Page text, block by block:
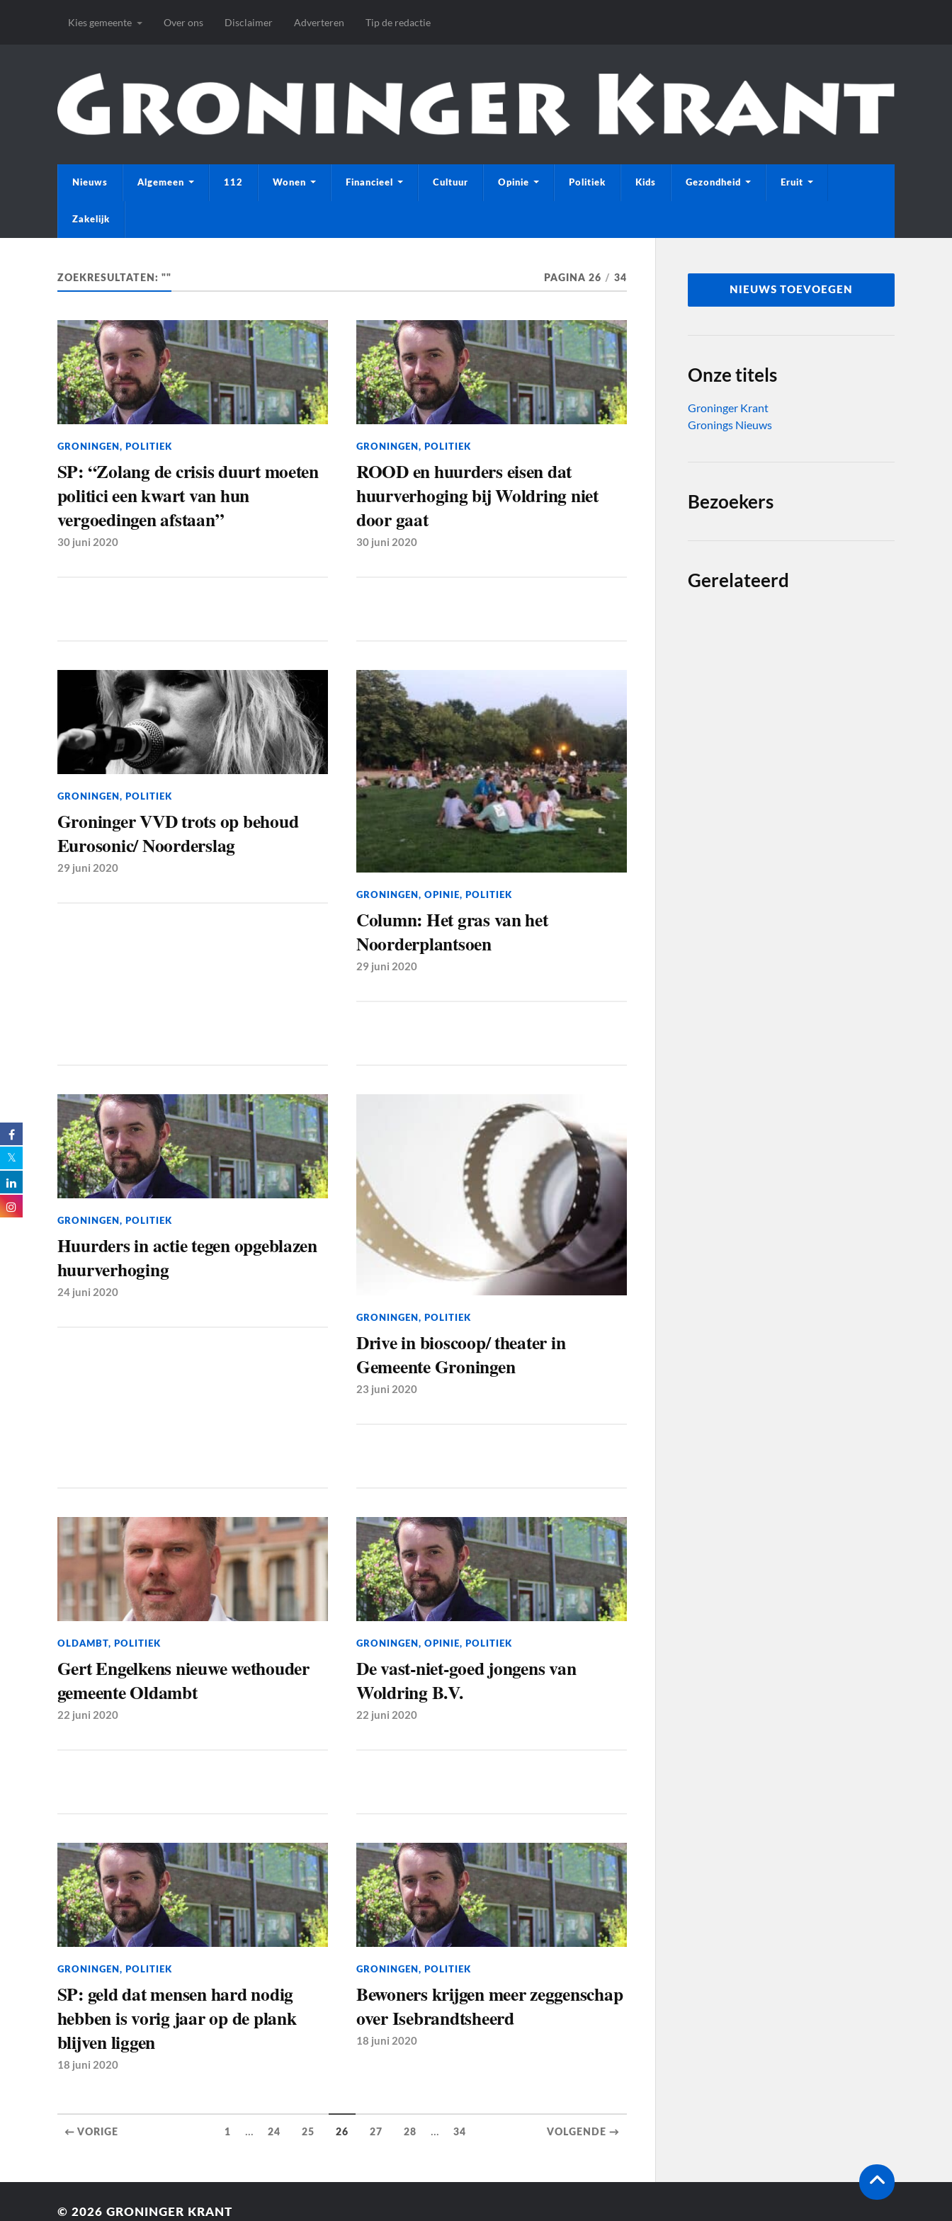
Kies gemeente Over ons Disclaimer Adverteren Tip de redactie
Nieuws Algemeen 112 Wonen Financieel Cultuur Opinie Politiek Kids Gezondheid Eruit
Zakelijk
ZOEKRESULTATEN: "" PAGINA 26 / 34
GRONINGEN , POLITIEK
SP: “Zolang de crisis duurt moeten
politici een kwart van hun
vergoedingen afstaan”
30 juni 2020
GRONINGEN , POLITIEK
ROOD en huurders eisen dat
huurverhoging bij Woldring niet
door gaat
30 juni 2020
GRONINGEN , POLITIEK
Groninger VVD trots op behoud
Eurosonic/ Noorderslag
29 juni 2020
GRONINGEN , OPINIE, POLITIEK
Column: Het gras van het
Noorderplantsoen
29 juni 2020
GRONINGEN , POLITIEK
Huurders in actie tegen opgeblazen
huurverhoging
24 juni 2020
GRONINGEN , POLITIEK
Drive in bioscoop/ theater in
Gemeente Groningen
23 juni 2020
OLDAMBT, POLITIEK
Gert Engelkens nieuwe wethouder
gemeente Oldambt
22 juni 2020
GRONINGEN , OPINIE, POLITIEK
De vast-niet-goed jongens van
Woldring B.V.
22 juni 2020
GRONINGEN , POLITIEK
SP: geld dat mensen hard nodig
hebben is vorig jaar op de plank
blijven liggen
18 juni 2020
GRONINGEN , POLITIEK
Bewoners krijgen meer zeggenschap
over Isebrandtsheerd
18 juni 2020
← VORIGE 1 ... 24 25 26 27 28 ... 34 VOLGENDE →
NIEUWS TOEVOEGEN
Onze titels
Groninger Krant
Gronings Nieuws
Bezoekers
Gerelateerd
© 2026 GRONINGER KRANT